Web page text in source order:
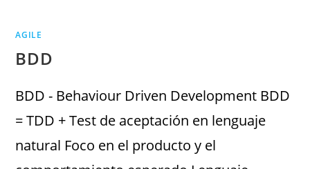
AGILE
BDD
BDD - Behaviour Driven Development BDD
= TDD + Test de aceptación en lenguaje
natural Foco en el producto y el